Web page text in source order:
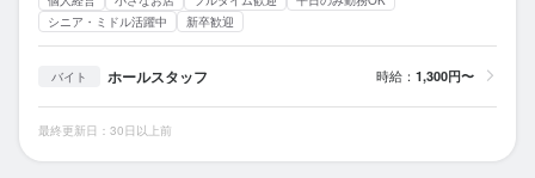
シニア・ミドル活躍中
新卒歓迎
バイト ホールスタッフ 時給： 1,300円〜
最終更新日：30日以上前